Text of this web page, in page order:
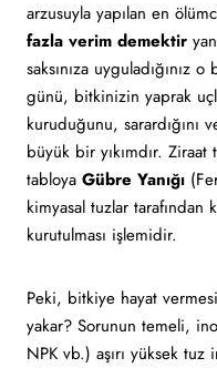
arzusuyla yapılan en
fazla verim demektir
saksınıza uyguladığınız
günü, bitkinizin yaprak
kuruduğunu, sarardığını
büyük bir yıkımdır.
tabloya Gübre Yanığı
kimyasal tuzlar
kurutulması işlemidir.
Peki, bitkiye hayat
yakar? Sorunun temeli,
NPK vb.) aşırı yüksek